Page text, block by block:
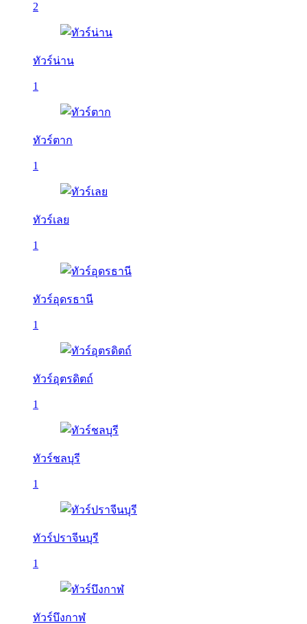
2
ทัวร์น่าน
1
ทัวร์ตาก
1
ทัวร์เลย
1
ทัวร์อุดรธานี
1
ทัวร์อุตรดิตถ์
1
ทัวร์ชลบุรี
1
ทัวร์ปราจีนบุรี
1
ทัวร์บึงกาฬ